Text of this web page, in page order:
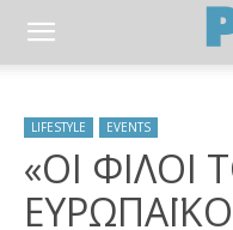
LIFESTYLE EVENTS
«ΟΙ ΦΙΛΟΙ